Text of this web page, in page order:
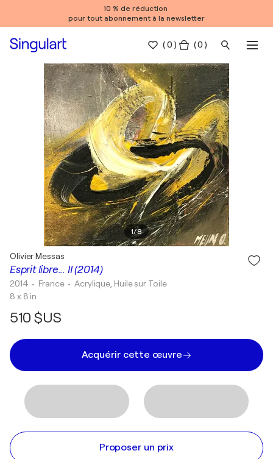
10 % de réduction
pour tout abonnement à la newsletter
(0 ) ( 0 )
1/8
Esprit libre... II (2014)
Olivier Messas
2014 • France •Acrylique, Huile sur Toile
8 x 8 in
510 $US
Acquérir cette œuvre
Proposer un prix